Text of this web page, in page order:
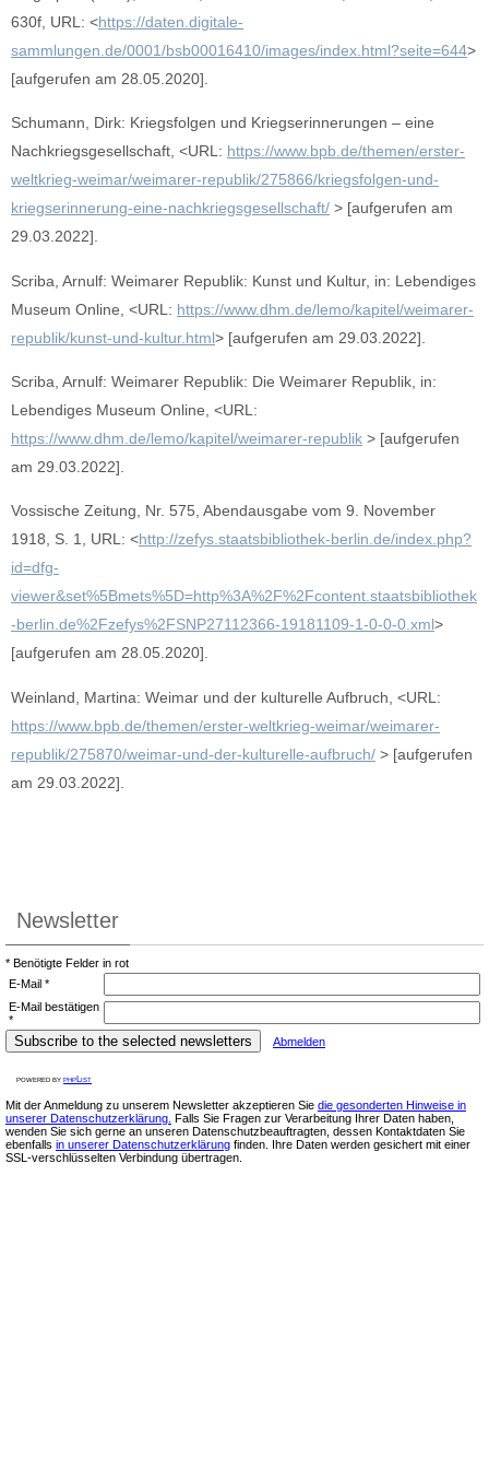
630f, URL: <https://daten.digitale-
sammlungen.de/0001/bsb00016410/images/index.html?seite=644>
[aufgerufen am 28.05.2020].
Schumann, Dirk: Kriegsfolgen und Kriegserinnerungen – eine
Nachkriegsgesellschaft, <URL: https://www.bpb.de/themen/erster-
weltkrieg-weimar/weimarer-republik/275866/kriegsfolgen-und-
kriegserinnerung-eine-nachkriegsgesellschaft/ > [aufgerufen am
29.03.2022].
Scriba, Arnulf: Weimarer Republik: Kunst und Kultur, in: Lebendiges
Museum Online, <URL: https://www.dhm.de/lemo/kapitel/weimarer-
republik/kunst-und-kultur.html> [aufgerufen am 29.03.2022].
Scriba, Arnulf: Weimarer Republik: Die Weimarer Republik, in:
Lebendiges Museum Online, <URL:
https://www.dhm.de/lemo/kapitel/weimarer-republik > [aufgerufen
am 29.03.2022].
Vossische Zeitung, Nr. 575, Abendausgabe vom 9. November
1918, S. 1, URL: <http://zefys.staatsbibliothek-berlin.de/index.php?
id=dfg-
viewer&set%5Bmets%5D=http%3A%2F%2Fcontent.staatsbibliothek
-berlin.de%2Fzefys%2FSNP27112366-19181109-1-0-0-0.xml>
[aufgerufen am 28.05.2020].
Weinland, Martina: Weimar und der kulturelle Aufbruch, <URL:
https://www.bpb.de/themen/erster-weltkrieg-weimar/weimarer-
republik/275870/weimar-und-der-kulturelle-aufbruch/ > [aufgerufen
am 29.03.2022].
Newsletter